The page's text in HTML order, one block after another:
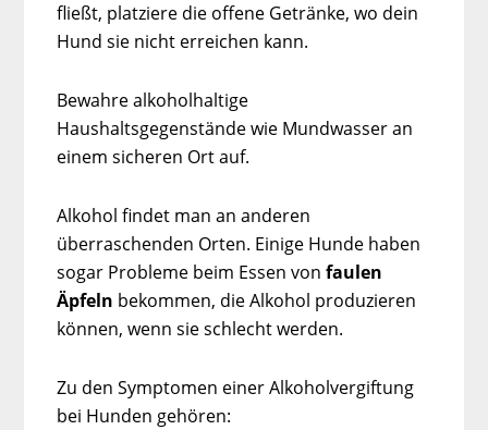
fließt, platziere die offene Getränke, wo dein
Hund sie nicht erreichen kann.
Bewahre alkoholhaltige
Haushaltsgegenstände wie Mundwasser an
einem sicheren Ort auf.
Alkohol findet man an anderen
überraschenden Orten. Einige Hunde haben
sogar Probleme beim Essen vonfaulen
Äpfeln bekommen, die Alkohol produzieren
können, wenn sie schlecht werden.
Zu den Symptomen einer Alkoholvergiftung
bei Hunden gehören: